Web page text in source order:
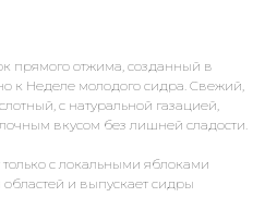
прямого отжима, созданный в
к Неделе молодого сидра. Свежий,
с натуральной газацией,
вкусом без лишней сладости.
с локальными яблоками
и выпускает сидры